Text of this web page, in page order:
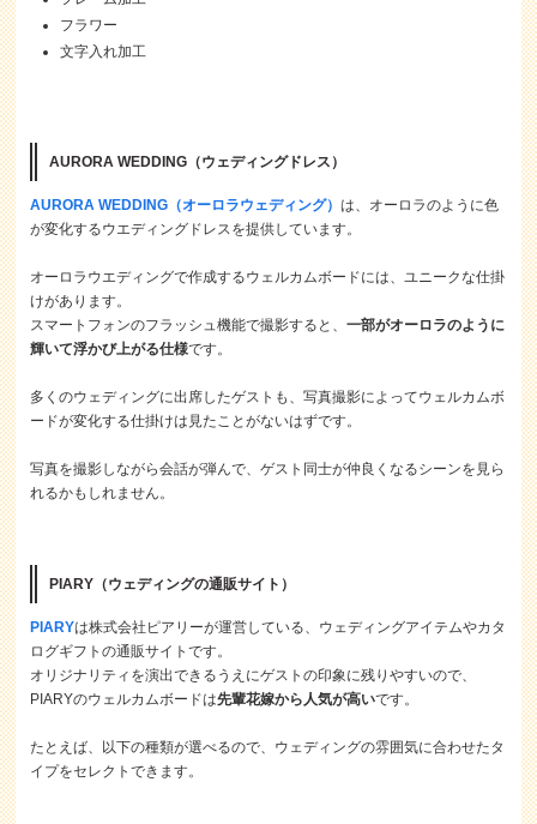
フラワー
文字入れ加工
AURORA WEDDING（ウェディングドレス）
AURORA WEDDING（オーロラウェディング）は、オーロラのように色
が変化するウエディングドレスを提供しています。
オーロラウエディングで作成するウェルカムボードには、ユニークな仕掛
けがあります。
スマートフォンのフラッシュ機能で撮影すると、一部がオーロラのように
輝いて浮かび上がる仕様です。
多くのウェディングに出席したゲストも、写真撮影によってウェルカムボ
ードが変化する仕掛けは見たことがないはずです。
写真を撮影しながら会話が弾んで、ゲスト同士が仲良くなるシーンを見ら
れるかもしれません。
PIARY（ウェディングの通販サイト）
PIARYは株式会社ピアリーが運営している、ウェディングアイテムやカタ
ログギフトの通販サイトです。
オリジナリティを演出できるうえにゲストの印象に残りやすいので、
PIARYのウェルカムボードは先輩花嫁から人気が高いです。
たとえば、以下の種類が選べるので、ウェディングの雰囲気に合わせたタ
イプをセレクトできます。